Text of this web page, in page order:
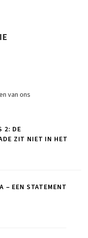
van ons
2: DE
ZIT NIET IN HET
– EEN STATEMENT